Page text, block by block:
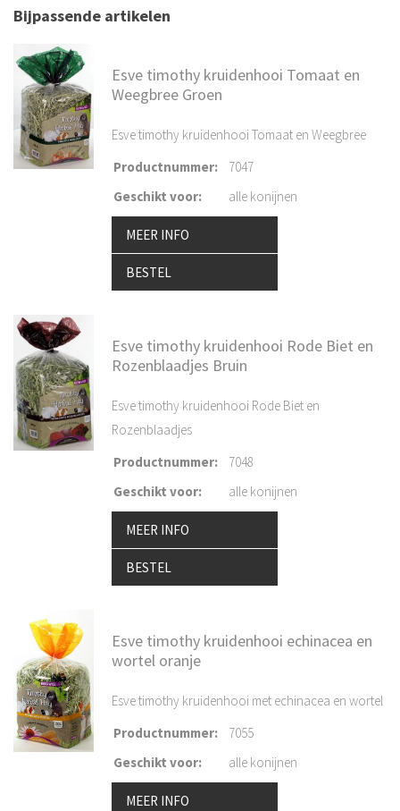
Bijpassende artikelen
Esve timothy kruidenhooi Tomaat en
Weegbree Groen
Esve timothy kruidenhooi Tomaat en Weegbree
Productnummer:
7047
Geschikt voor: alle konijnen
MEER INFO
BESTEL
Esve timothy kruidenhooi Rode Biet en
Rozenblaadjes Bruin
Esve timothy kruidenhooi Rode Biet en
Rozenblaadjes
Productnummer:
7048
Geschikt voor: alle konijnen
MEER INFO
BESTEL
Esve timothy kruidenhooi echinacea en
wortel oranje
Esve timothy kruidenhooi met echinacea en wortel
Productnummer:
7055
Geschikt voor: alle konijnen
MEER INFO